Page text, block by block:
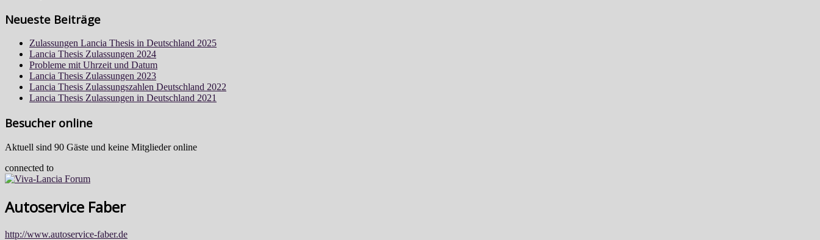
Neueste Beiträge
Zulassungen Lancia Thesis in Deutschland 2025
Lancia Thesis Zulassungen 2024
Probleme mit Uhrzeit und Datum
Lancia Thesis Zulassungen 2023
Lancia Thesis Zulassungszahlen Deutschland 2022
Lancia Thesis Zulassungen in Deutschland 2021
Besucher online
Aktuell sind 90 Gäste und keine Mitglieder online
connected to
Autoservice Faber
http://www.autoservice-faber.de